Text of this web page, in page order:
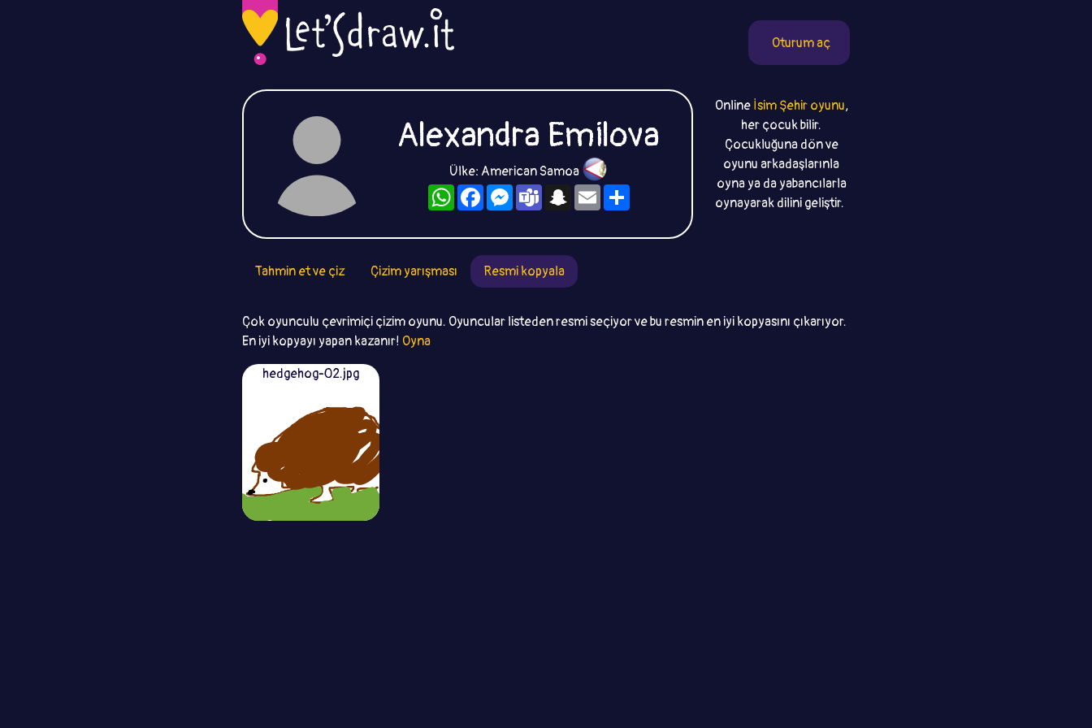
Oturum aç
Alexandra Emilova
Ülke: American Samoa
WhatsAppFacebookMessenger
TeamsSnapchat
EmailPaylaş
Online İsim Şehir oyunu,
her çocuk bilir.
Çocukluğuna dön ve
oyunu arkadaşlarınla
oyna ya da yabancılarla
oynayarak dilini geliştir.
Tahmin et ve çiz Çizim yarışması Resmi kopyala
Çok oyunculu çevrimiçi çizim oyunu. Oyuncular listeden resmi seçiyor ve bu resmin en iyi kopyasını çıkarıyor.
En iyi kopyayı yapan kazanır! Oyna
hedgehog-02.jpg